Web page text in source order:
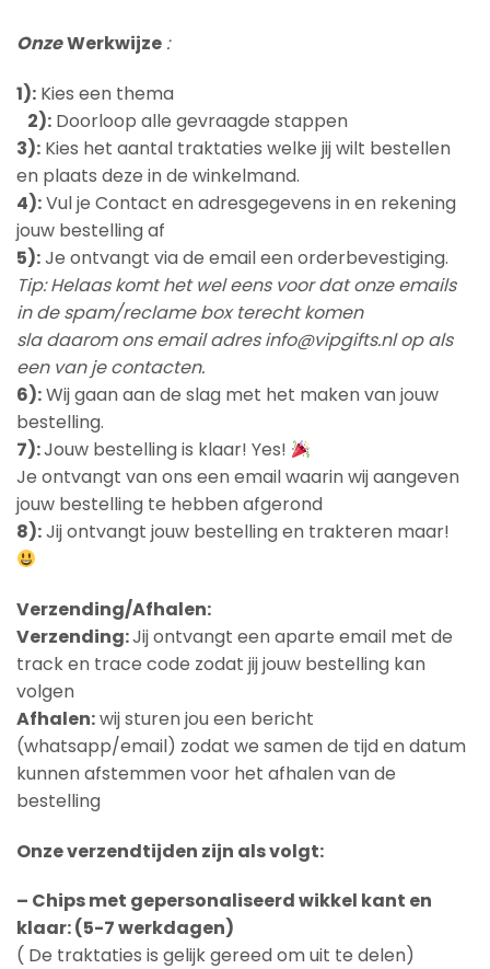
OnzeWerkwijze :
1): Kies een thema
2): Doorloop alle gevraagde stappen
3): Kies het aantal traktaties welke jij wilt bestellen
en plaats deze in de winkelmand.
4):Vul je Contact en adresgegevens in en rekening
jouw bestelling af
5):Je ontvangt via de email een orderbevestiging.
Tip: Helaas komt het wel eens voor dat onze emails
in de spam/reclame box terecht komen
sla daarom ons email adres info@vipgifts.nl op als
een van je contacten.
6):Wij gaan aan de slag met het maken van jouw
bestelling.
7):Jouw bestelling is klaar! Yes!
Je ontvangt van ons een email waarin wij aangeven
jouw bestelling te hebben afgerond
8):Jij ontvangt jouw bestelling en trakteren maar!
Verzending/Afhalen:
Verzending:Jij ontvangt een aparte email met de
track en trace code zodat jij jouw bestelling kan
volgen
Afhalen:wij sturen jou een bericht
(whatsapp/email) zodat we samen de tijd en datum
kunnen afstemmen voor het afhalen van de
bestelling
Onze verzendtijden zijn als volgt:
– Chips met gepersonaliseerd wikkel kant en
klaar: (5-7 werkdagen)
( De traktaties is gelijk gereed om uit te delen)